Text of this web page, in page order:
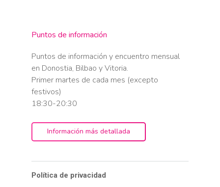
Puntos de información
Puntos de información y encuentro mensual
en Donostia, Bilbao y Vitoria.
Primer martes de cada mes (excepto
festivos)
18:30-20:30
Información más detallada
Política de privacidad